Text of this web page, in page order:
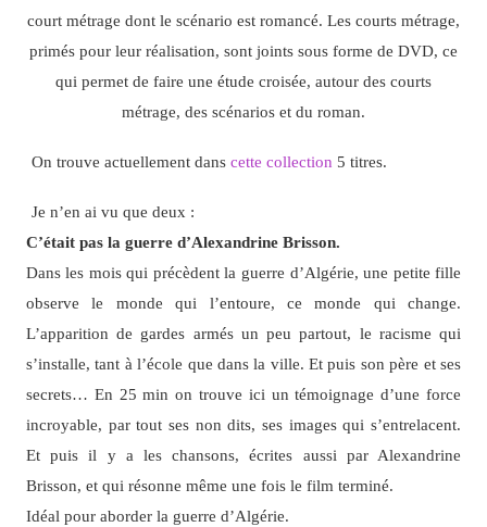
court métrage dont le scénario est romancé. Les courts métrage,
primés pour leur réalisation, sont joints sous forme de DVD, ce
qui permet de faire une étude croisée, autour des courts
métrage, des scénarios et du roman.
On trouve actuellement dans cette collection 5 titres.
Je n’en ai vu que deux :
C’était pas la guerre d’Alexandrine Brisson.
Dans les mois qui précèdent la guerre d’Algérie, une petite fille
observe le monde qui l’entoure, ce monde qui change.
L’apparition de gardes armés un peu partout, le racisme qui
s’installe, tant à l’école que dans la ville. Et puis son père et ses
secrets… En 25 min on trouve ici un témoignage d’une force
incroyable, par tout ses non dits, ses images qui s’entrelacent.
Et puis il y a les chansons, écrites aussi par Alexandrine
Brisson, et qui résonne même une fois le film terminé.
Idéal pour aborder la guerre d’Algérie.